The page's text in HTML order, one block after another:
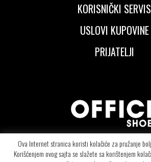
KORISNIČKI SERVIS
USLOVI KUPOVINE
PRIJATELJI
© Copyright 2026 OFFICE SHOES d.o.o - Segedinski
Ova Internet stranica koristi kolačiće za pružanje
Korišćenjem ovog sajta se slažete sa korištenjem